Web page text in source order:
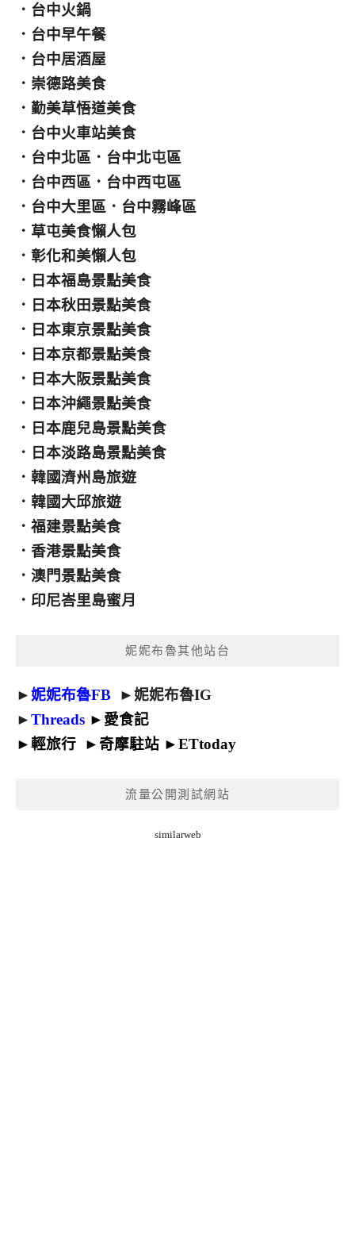
． 台中火鍋
． 台中早午餐
． 台中居酒屋
． 崇德路美食
． 勤美草悟道美食
． 台中火車站美食
． 台中北區 ． 台中北屯區
． 台中西區 ． 台中西屯區
． 台中大里區 ． 台中霧峰區
． 草屯美食懶人包
． 彰化和美懶人包
． 日本福島景點美食
． 日本秋田景點美食
． 日本東京景點美食
． 日本京都景點美食
． 日本大阪景點美食
． 日本沖繩景點美食
． 日本鹿兒島景點美食
． 日本淡路島景點美食
． 韓國濟州島旅遊
． 韓國大邱旅遊
． 福建景點美食
． 香港景點美食
． 澳門景點美食
． 印尼峇里島蜜月
妮妮布魯其他站台
►妮妮布魯FB ►妮妮布魯IG
►Threads ► 愛食記
►輕旅行 ► 奇摩駐站 ►ETtoday
流量公開測試網站
similarweb